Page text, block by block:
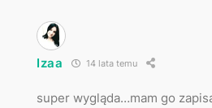
Izaa 14 lata temu
super wygląda…mam go